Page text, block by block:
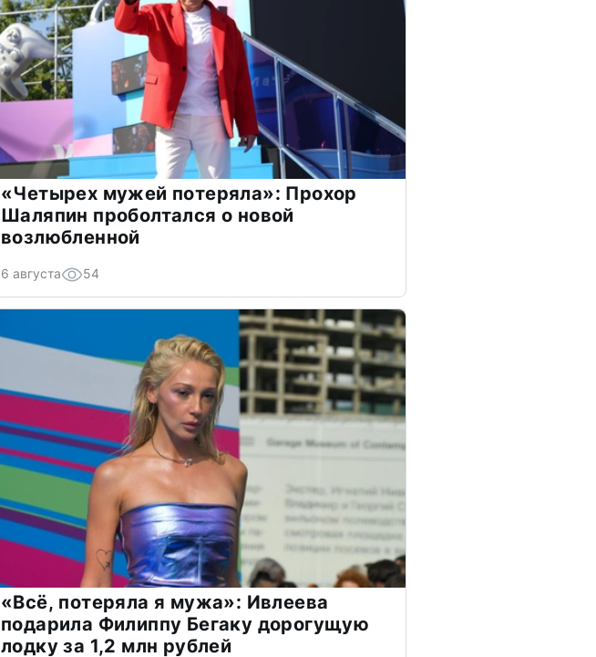
«Четырех мужей потеряла»: Прохор
Шаляпин проболтался о новой
возлюбленной
6 августа 54
«Всё, потеряла я мужа»: Ивлеева
подарила Филиппу Бегаку дорогущую
лодку за 1,2 млн рублей